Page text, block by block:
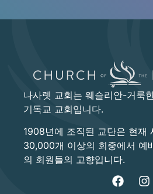
나사렛 교회는 웨슬리안-거룩
기독교 교회입니다.
1908년에 조직된 교단은 현재
30,000개 이상의 회중에서 예
의 회원들의 고향입니다.